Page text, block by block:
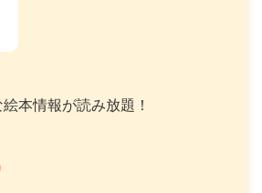
本情報が読み放題！